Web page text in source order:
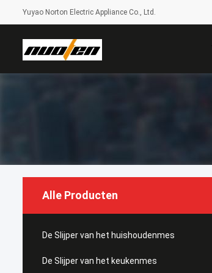
Yuyao Norton Electric Appliance Co., Ltd.
Alle Producten
De Slijper van het huishoudenmes
De Slijper van het keukenmes